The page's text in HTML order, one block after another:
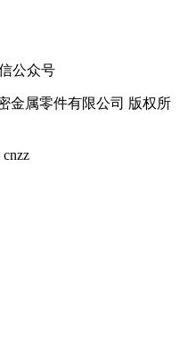
公众号
金属零件有限公司 版权所